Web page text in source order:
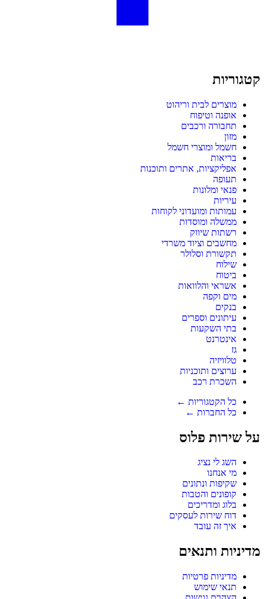
קטגוריות
מוצרים לבית וריהוט
אופנה וטיפוח
תחבורה ורכבים
מזון
חשמל ומוצרי חשמל
בריאות
אפליקציות, אתרים ותוכנות
תעופה
פנאי ומלונות
עיריות
עמותות ומועדוני לקוחות
ממשלה ומוסדות
רשתות שיווק
מחשבים וציוד משרדי
תקשורת וסלולר
שילוח
ביטוח
אשראי והלוואות
מים וקפה
בנקים
עיתונים וספרים
בתי השקעות
אינטרנט
גז
טלוויזיה
ערוצים ותוכניות
השכרת רכב
כל הקטגוריות ←
כל החברות ←
על שירות פלוס
השג לי נציג
מי אנחנו
שקיפות ונתונים
קופונים והטבות
בלוג ומדריכים
דוח שירות לעסקים
איך זה עובד
מדיניות ותנאים
מדיניות פרטיות
תנאי שימוש